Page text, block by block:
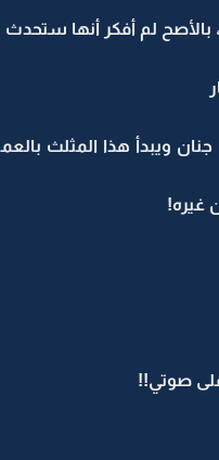
بالأصح لم أفكر أنها ستحدث
ويبدأ هذا المثلث
غيره!
صوتي!!